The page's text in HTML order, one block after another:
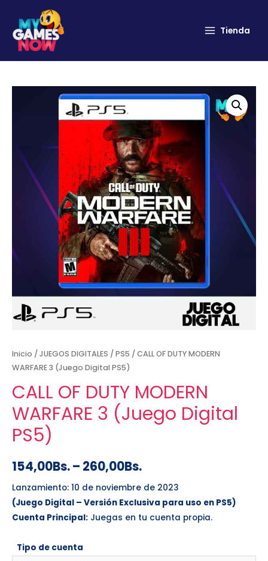
Tienda
Inicio /JUEGOS DIGITALES /PS5 / CALL OF DUTY MODERN
WARFARE 3 (Juego Digital PS5)
CALL OF DUTY MODERN
WARFARE 3 (Juego Digital
PS5)
154,00Bs.– 260,00Bs.
Lanzamiento: 10 de noviembre de 2023
(Juego Digital – Versión Exclusiva para uso en PS5)
Cuenta Principal: Juegas en tu cuenta propia.
Tipo de cuenta